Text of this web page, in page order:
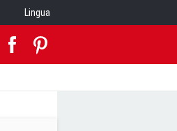
Lingua